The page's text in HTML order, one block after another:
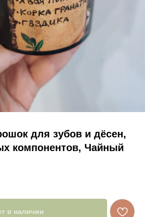
для зубов и дёсен,
компонентов, Чайный
в наличии